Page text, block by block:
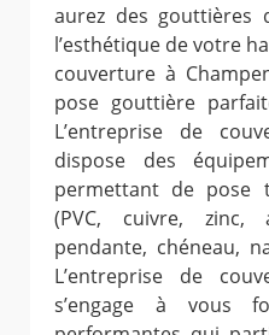
aurez des
l’esthétique de votre
couverture à
pose gouttière
L’entreprise de
dispose des
permettant de pose
(PVC, cuivre, zinc,
pendante, chéneau,
L’entreprise de
s’engage à vous